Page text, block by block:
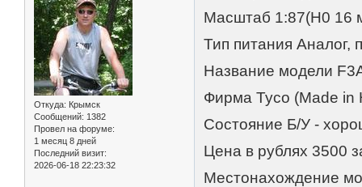
Откуда: Крымск
Сообщений: 1382
Провел на форуме:
1 месяц 8 дней
Последний визит:
2026-06-18 22:23:32
Масштаб 1:87(H0 16
Тип питания Аналог,
Название модели
Фирма Tyco (Made in
Состояние Б/У -
Цена в рублях 3500
Местонахождение